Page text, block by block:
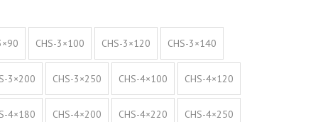
CHS-3×100 CHS-3×120 CHS-3×140
3×200 CHS-3×250 CHS-4×100 CHS-4×120
4×180 CHS-4×200 CHS-4×220 CHS-4×250